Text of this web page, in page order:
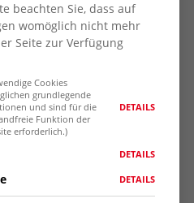
Firma Palzer
der Pflegekasse
und deren
ZUR
beachten Sie, dass auf
womöglich nicht mehr
Seite zur Verfügung
Cookies
grundlegende
und sind für die
Funktion der
erforderlich.)
DETAILS
DETAILS
DETAILS